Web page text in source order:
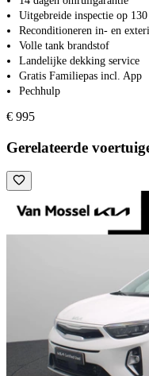
Uitgebreide inspectie op
Reconditioneren in- en
Volle tank brandstof
Landelijke dekking service
Gratis Familiepas incl. App
Pechhulp
€ 995
Gerelateerde